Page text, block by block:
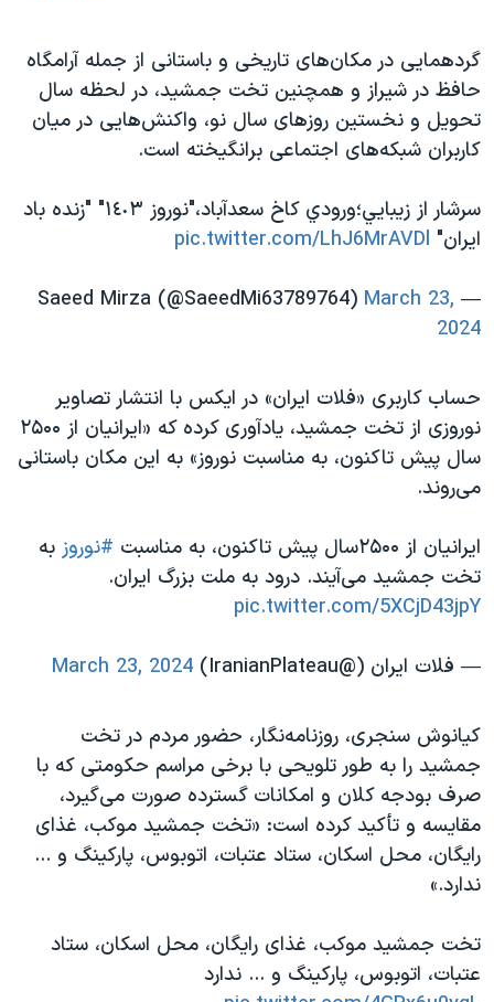
گردهمایی در مکان‌های تاریخی و باستانی از جمله آرامگاه
حافظ در شیراز و همچنین تخت جمشید، در لحظه سال
تحویل و نخستین روزهای سال نو، واکنش‌هایی در میان
کاربران شبکه‌های اجتماعی برانگیخته است.
سرشار از زيبايي؛ورودي كاخ سعدآباد،"نوروز ١٤٠٣" "زنده باد
ايران" pic.twitter.com/LhJ6MrAVDl
— Saeed Mirza (@SaeedMi63789764)
March 23,
2024
حساب کاربری «فلات ایران» در ایکس با انتشار تصاویر
نوروزی از تخت جمشید، یادآوری کرده که «ایرانیان از ۲۵۰۰
سال پیش تاکنون، به مناسبت نوروز» به این مکان باستانی
می‌روند.
ایرانیان از ۲۵۰۰سال پیش تاکنون، به مناسبت
#نوروز به
تخت جمشید می‌آیند. درود به ملت بزرگ ایران.
pic.twitter.com/5XCjD43jpY
— فلات ایران (@IranianPlateau)
March 23, 2024
کیانوش سنجری، روزنامه‌نگار، حضور مردم در تخت
جمشید را به طور تلویحی با برخی مراسم حکومتی که با
صرف بودجه کلان و امکانات گسترده صورت می‌گیرد،
مقایسه و تأکید کرده است: «تخت جمشید موکب، غذای
رایگان، محل اسکان، ستاد عتبات، اتوبوس، پارکینگ و ...
ندارد.»
تخت جمشید موکب، غذای رایگان، محل اسکان، ستاد
عتبات، اتوبوس، پارکینگ و ... ندارد